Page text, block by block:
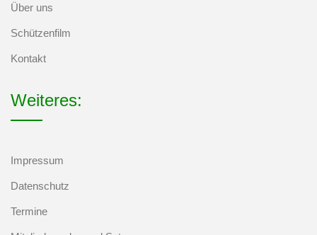
Über uns
Schützenfilm
Kontakt
Weiteres:
Impressum
Datenschutz
Termine